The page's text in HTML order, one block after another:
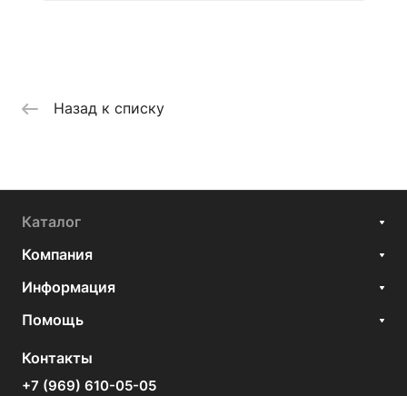
Назад к списку
Каталог
Компания
Информация
Помощь
Контакты
+7 (969) 610-05-05